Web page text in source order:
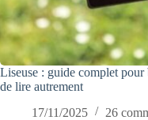
Liseuse : guide complet
de lire autrement
17/11/2025
26